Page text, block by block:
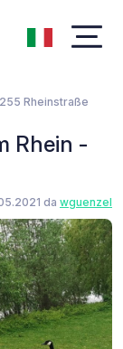
Rheinstraße
Rhein -
da wguenzel